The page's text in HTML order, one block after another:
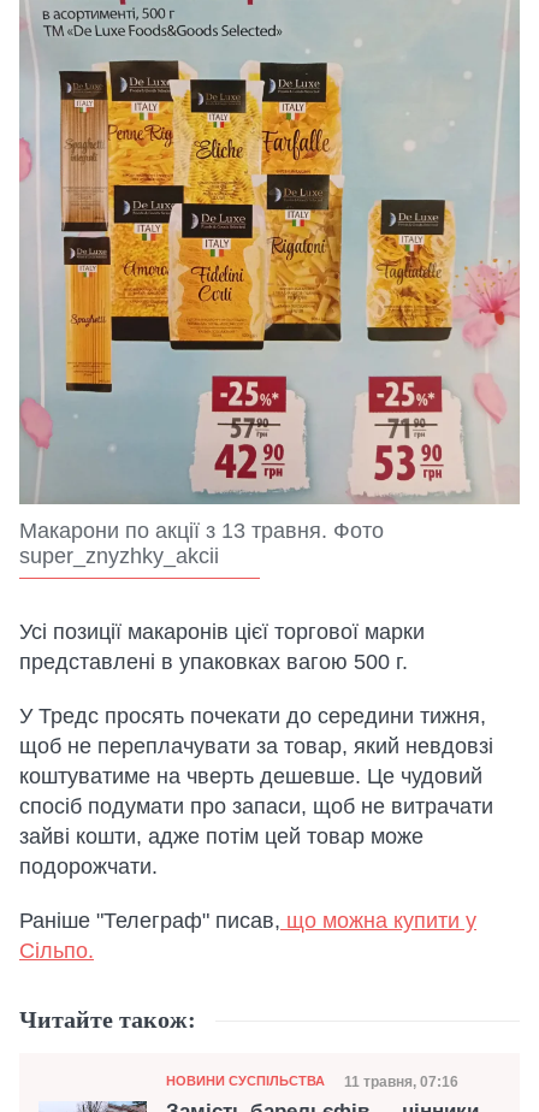
Макарони по акції з 13 травня. Фото
super_znyzhky_akcii
Усі позиції макаронів цієї торгової марки
представлені в упаковках вагою 500 г.
У Тредс просять почекати до середини тижня,
щоб не переплачувати за товар, який невдовзі
коштуватиме на чверть дешевше. Це чудовий
спосіб подумати про запаси, щоб не витрачати
зайві кошти, адже потім цей товар може
подорожчати.
Раніше "Телеграф" писав, що можна купити у
Сільпо.
Читайте також:
Категорія
НОВИНИ СУСПІЛЬСТВА Дата публікації
11 травня, 07:16